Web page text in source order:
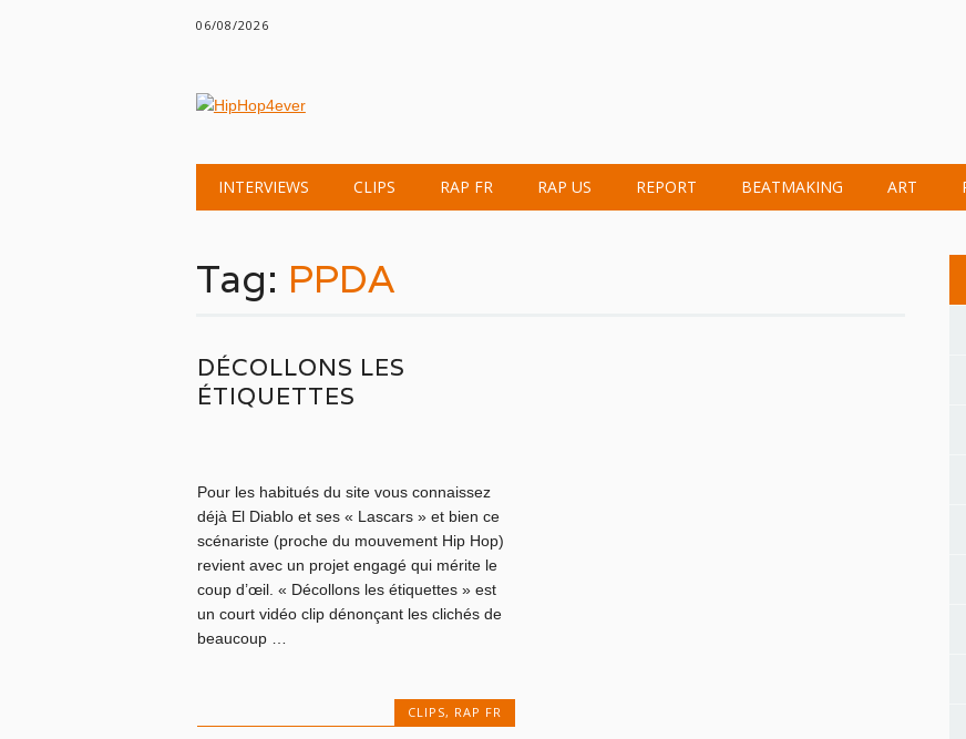
06/08/2026
Main menu
INTERVIEWS CLIPS RAP FR RAP US REPORT BEATMAKING ART
Tag: PPDA
DÉCOLLONS LES
ÉTIQUETTES
Pour les habitués du site vous connaissez
déjà El Diablo et ses « Lascars » et bien ce
scénariste (proche du mouvement Hip Hop)
revient avec un projet engagé qui mérite le
coup d’œil. « Décollons les étiquettes » est
un court vidéo clip dénonçant les clichés de
beaucoup …
CLIPS, RAP FR